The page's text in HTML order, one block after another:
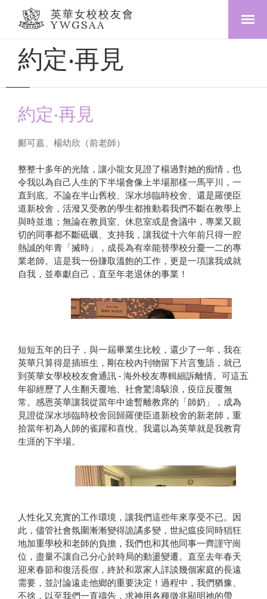
英華女校校友會
YWGSAA
約定‧再見
約定‧再見
鄺可嘉、楊幼欣（前老師）
整整十多年的光陰，讓小龍女見證了楊過對她的痴情，也
令我以為自己人生的下半場會像上半場那樣一馬平川，一
直到底。不論在半山舊校、深水埗臨時校舍、還是羅便臣
道新校舍，活潑又受教的學生都推動着我們不斷在教學上
與時並進；無論在教員室、休息室或是會議中，專業又親
切的同事都不斷砥礪、支持我，讓我從十六年前只得一腔
熱誠的年青「搣時」，成長為有幸能替學校分憂一二的專
業老師。這是我一份賺取溫飽的工作，更是一項讓我成就
自我，並奉獻自己，直至年老退休的事業！
鄺可嘉（前英文及英國文學老師）
短短五年的日子，與一屆畢業生比較，還少了一年，我在
英華只算得是插班生，剛在校內刊物留下片言隻語，就已
到英華女學校校友會通訊 - 海外校友專輯細訴離情。可這五
年卻經歷了人生翻天覆地、社會驚濤駭浪，疫症反覆無
常。感恩英華讓我從當年中途暫離教席的「師奶」，成為
見證從深水埗臨時校舍回歸羅便臣道新校舍的新老師，重
拾當年初為人師的雀躍和喜悅。我還以為英華就是我教育
生涯的下半場。
人性化又充實的工作環境，讓我們這些年來享受不已。因
此，儘管社會氛圍漸漸變得詭譎多變，世紀瘟疫同時猖狂
地加重學校和老師的負擔，我們也和其他同事一齊謹守崗
位，盡量不讓自己分心於時局的動盪變遷。直至去年春天
迎來春節和復活長假，終於和眾家人詳談幾個家庭的長遠
需要，並討論遠走他鄉的重要決定！過程中，我們猶豫、
不捨，以至我們一直禱告，求神用各種徵兆顯明祂的帶